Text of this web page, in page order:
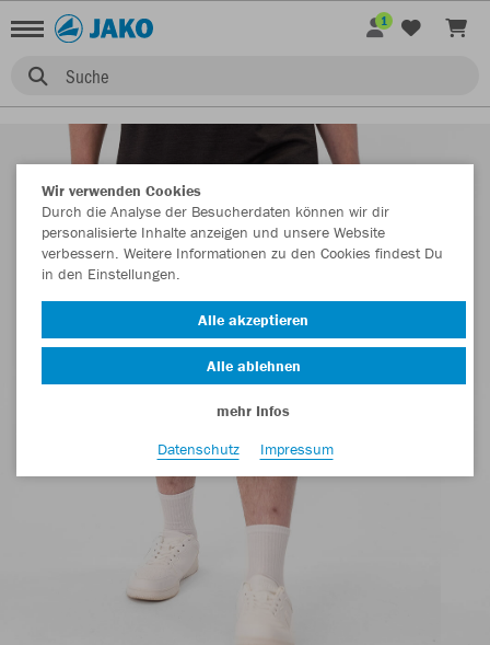
Suche
1
Wir verwenden Cookies
Durch die Analyse der Besucherdaten können wir dir
personalisierte Inhalte anzeigen und unsere Website
verbessern. Weitere Informationen zu den Cookies findest Du
in den Einstellungen.
Alle akzeptieren
Alle ablehnen
mehr Infos
Datenschutz
Impressum